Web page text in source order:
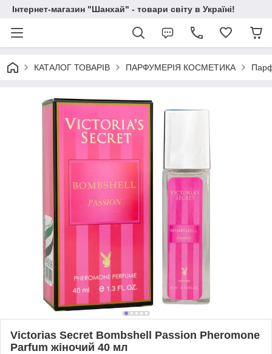
Інтернет-магазин "Шанхай" - товари світу в Україні!
КАТАЛОГ ТОВАРІВ ПАРФУМЕРІЯ КОСМЕТИКА
Victorias Secret Bombshell Passion Pheromone
Parfum жіночий 40 мл